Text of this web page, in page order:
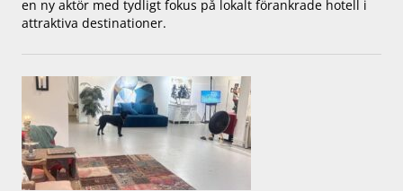
en ny aktör med tydligt fokus på lokalt förankrade hotell i
attraktiva destinationer.